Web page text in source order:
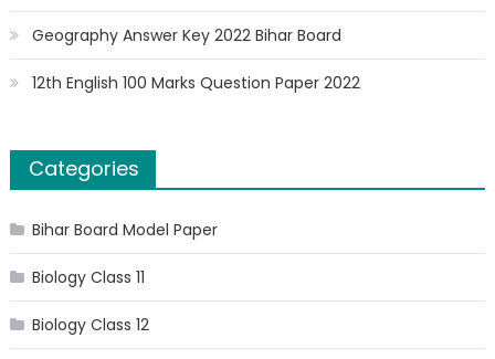
Geography Answer Key 2022 Bihar Board
12th English 100 Marks Question Paper 2022
Categories
Bihar Board Model Paper
Biology Class 11
Biology Class 12